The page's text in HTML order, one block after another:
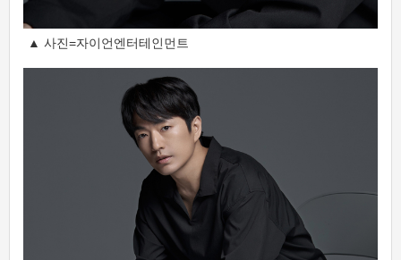
▲ 사진=자이언엔터테인먼트